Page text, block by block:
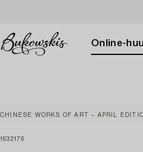
Online-
CHINESE WORKS OF ART – APRIL
1632176